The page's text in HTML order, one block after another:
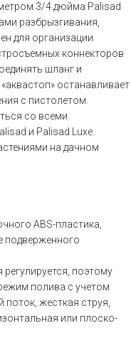
3/4 дюйма Palisad
разбрызгивания,
для организации
коннекторов
шланг и
останавливает
с пистолетом.
со всеми
и Palisad Luxe.
на дачном
ABS-пластика,
подверженного
поэтому
полива с учетом
жесткая струя,
или плоско-